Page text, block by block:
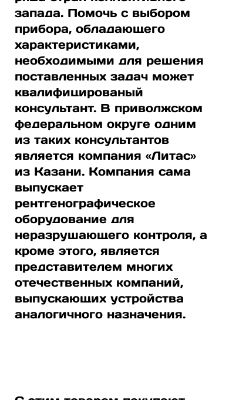
запада. Помочь с выбором
прибора, обладающего
характеристиками,
необходимыми для решения
поставленных задач может
квалифицированый
консультант. В приволжском
федеральном округе одним
из таких консультантов
является компания «Литас»
из Казани. Компания сама
выпускает
рентгенографическое
оборудование для
неразрушающего контроля, а
кроме этого, является
представителем многих
отечественных компаний,
выпускающих устройства
аналогичного назначения.